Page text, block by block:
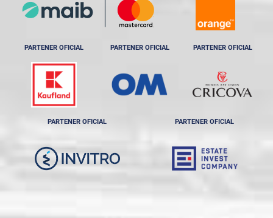
PARTENER OFICIAL PARTENER OFICIAL PARTENER OFICIAL
PARTENER OFICIAL PARTENER OFICIAL